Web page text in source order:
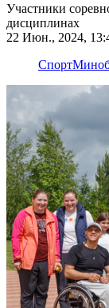
Участники
дисциплинах
22 Июн., 2024,
Спорт